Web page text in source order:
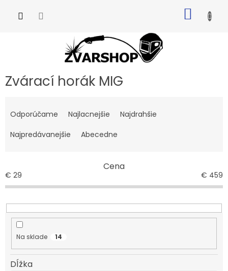
KOŠÍK
Zvárací horák MIG
a
e
e
p
r
o
d
o
Odporúčame Najlacnejšie
Najdrahšie
Najpredávanejšie
Abecedne
Cena
€ 29 € 459
Na sklade 14
Dĺžka